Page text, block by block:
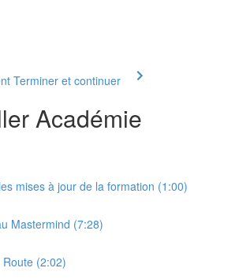
Terminer et continuer
Académie
mises à jour de la formation (1:00)
Mastermind (7:28)
(2:02)